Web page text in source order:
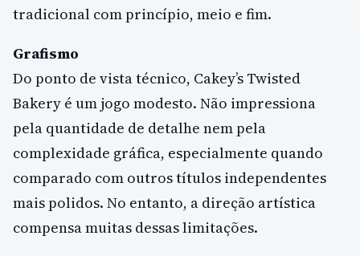
tradicional com princípio, meio e fim.
Grafismo
Do ponto de vista técnico, Cakey’s Twisted
Bakery é um jogo modesto. Não impressiona
pela quantidade de detalhe nem pela
complexidade gráfica, especialmente quando
comparado com outros títulos independentes
mais polidos. No entanto, a direção artística
compensa muitas dessas limitações.